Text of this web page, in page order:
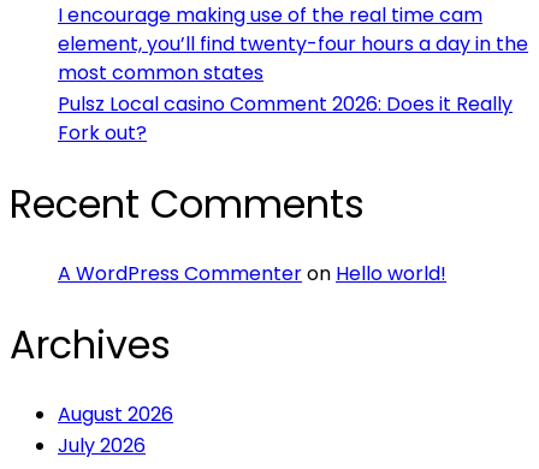
I encourage making use of the real time cam
element, you’ll find twenty-four hours a day in the
most common states
Pulsz Local casino Comment 2026: Does it Really
Fork out?
Recent Comments
A WordPress Commenteron Hello world!
Archives
August 2026
July 2026